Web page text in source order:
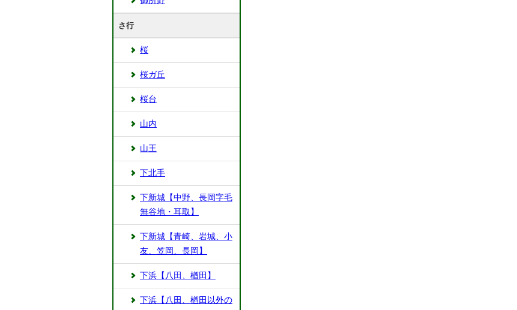
さ行
桜
桜ガ丘
桜台
山内
山王
下北手
下新城【中野、長岡字毛
無谷地・耳取】
下新城【青崎、岩城、小
友、笠岡、長岡】
下浜【八田、楢田】
下浜【八田、楢田以外の